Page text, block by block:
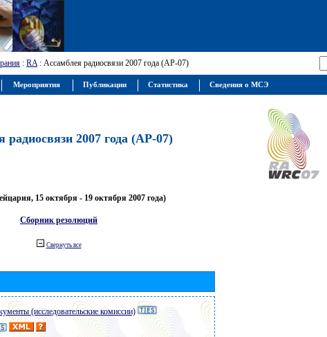
: RA: Ассамблея радиосвязи 2007 года (АР-07)
радиосвязи 2007 года (АР-07)
15 октября - 19 октября 2007 года)
Сборник резолюций
Свернуть все
(исследовательские комиссии)
Мероприятия Публикации Статистика Сведения о МСЭ